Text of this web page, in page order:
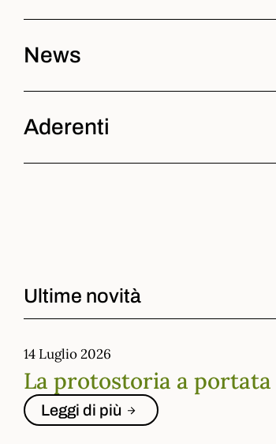
News
Aderenti
Ultime novità
14 Luglio 2026
La protostoria a
Leggi di più